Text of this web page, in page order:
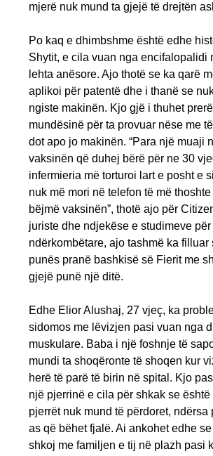
mjerë nuk mund ta gjejë të drejtën
Po kaq e dhimbshme është edhe
Shytit, e cila vuan nga encifalopalidi
lehta anësore. Ajo thotë se ka qarë
aplikoi për patentë dhe i thanë se
ngiste makinën. Kjo gjë i thuhet
mundësinë për ta provuar nëse me
dot apo jo makinën. “Para një muaji
vaksinën që duhej bërë për ne 30
infermieria më torturoi lart e posht e
nuk më mori në telefon të më
bëjmë vaksinën”, thotë ajo për
juriste dhe ndjekëse e studimeve
ndërkombëtare, ajo tashmë ka filluar
punës pranë bashkisë së Fierit me
gjejë punë një ditë.
Edhe Elior Alushaj, 27 vjeç, ka
sidomos me lëvizjen pasi vuan nga
muskulare. Baba i një foshnje të
mundi ta shoqëronte të shoqen kur
herë të parë të birin në spital. Kjo
një pjerrinë e cila për shkak se është
pjerrët nuk mund të përdoret, ndërsa
as që bëhet fjalë. Ai ankohet edhe
shkoj me familjen e tij në plazh pasi